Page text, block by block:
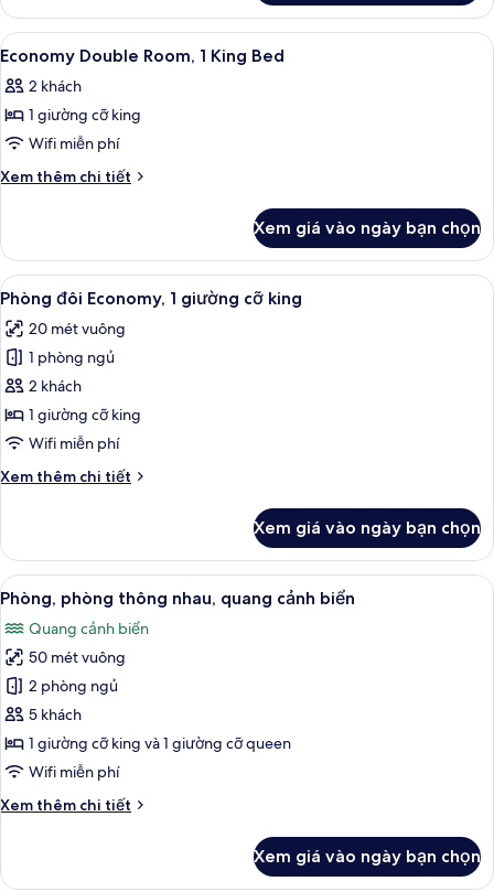
Twin
City
View
Xem
tất
cả
ảnh
Economy
Double
King
Bed
Bộ trải giường bằng vải cotton Ai
5
Economy Double Room, 1 King Bed
2 khách
1 giường cỡ king
Wifi miễn phí
Xem thêm chi tiết
Chi
Economy
Double
Room,
King
Bed
Xem giá vào ngày bạn chọn
Xem
tất
cả
ảnh
Phòng
đôi
Economy,
giường
Phòng đôi Economy, 1 giường cỡ
4
Phòng đôi Economy, 1 giường cỡ king
20 mét vuông
1 phòng ngủ
2 khách
1 giường cỡ king
Wifi miễn phí
Xem thêm chi tiết
Chi
Phòng
đôi
Economy,
giường
cỡ
king
Xem giá vào ngày bạn chọn
Xem
tất
cả
ảnh
Phòng,
phòng
thông
nhau,
cảnh
Bộ trải giường bằng vải cotton Ai
7
Phòng, phòng thông nhau, quang cảnh biển
Quang cảnh biển
50 mét vuông
2 phòng ngủ
5 khách
1 giường cỡ king và 1 giường cỡ queen
Wifi miễn phí
Xem thêm chi tiết
Chi
Phòng,
Xem giá vào ngày bạn chọn